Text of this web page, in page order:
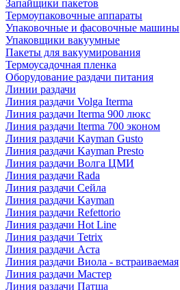
Запайщики пакетов
Термоупаковочные аппараты
Упаковочные и фасовочные машины
Упаковщики вакуумные
Пакеты для вакуумирования
Термоусадочная пленка
Оборудование раздачи питания
Линии раздачи
Линия раздачи Volga Iterma
Линия раздачи Iterma 900 люкс
Линия раздачи Iterma 700 эконом
Линия раздачи Kayman Gusto
Линия раздачи Kayman Presto
Линия раздачи Волга ЦМИ
Линия раздачи Rada
Линия раздачи Сейла
Линия раздачи Kayman
Линия раздачи Refettorio
Линия раздачи Hot Line
Линия раздачи Tetrix
Линия раздачи Аста
Линия раздачи Виола - встраиваемая
Линия раздачи Мастер
Линия раздачи Патша